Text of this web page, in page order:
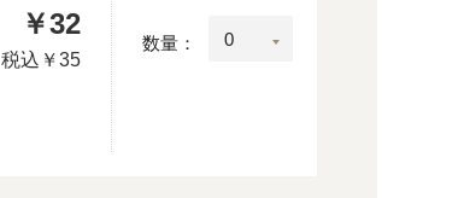
￥32
税込 ￥35
数量：